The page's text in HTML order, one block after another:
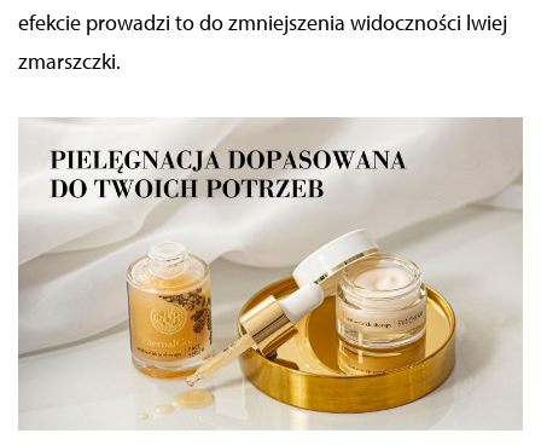
efekcie prowadzi to do zmniejszenia widoczności lwiej
zmarszczki.